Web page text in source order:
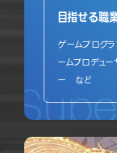
目指せる職
ゲームプログ
ームプロデュ
ー など